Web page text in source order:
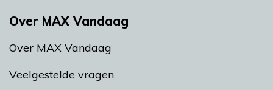
Over MAX Vandaag
Over MAX Vandaag
Veelgestelde vragen